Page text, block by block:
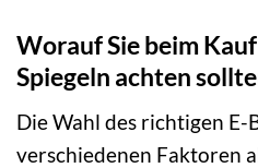
Worauf Sie beim
Spiegeln achten
Die Wahl des richtigen E-
verschiedenen Faktoren